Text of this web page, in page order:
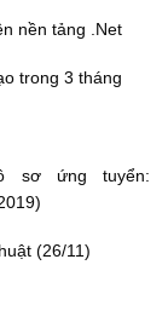
nền tảng .Net
trong 3 tháng
sơ ứng tuyển:
(26/11)